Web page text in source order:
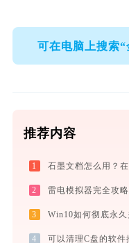
可在电脑上搜索
推荐内容
1
2
3
4 可以清理C盘的软件